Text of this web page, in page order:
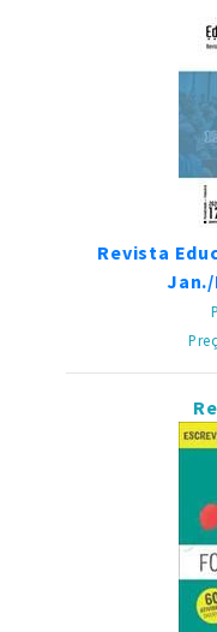
Revista
Jan./